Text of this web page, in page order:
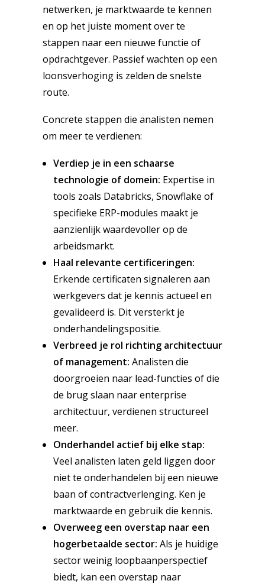
netwerken, je marktwaarde te kennen
en op het juiste moment over te
stappen naar een nieuwe functie of
opdrachtgever. Passief wachten op een
loonsverhoging is zelden de snelste
route.
Concrete stappen die analisten nemen
om meer te verdienen:
Verdiep je in een schaarse
technologie of domein: Expertise in
tools zoals Databricks, Snowflake of
specifieke ERP-modules maakt je
aanzienlijk waardevoller op de
arbeidsmarkt.
Haal relevante certificeringen:
Erkende certificaten signaleren aan
werkgevers dat je kennis actueel en
gevalideerd is. Dit versterkt je
onderhandelingspositie.
Verbreed je rol richting architectuur
of management: Analisten die
doorgroeien naar lead-functies of die
de brug slaan naar enterprise
architectuur, verdienen structureel
meer.
Onderhandel actief bij elke stap:
Veel analisten laten geld liggen door
niet te onderhandelen bij een nieuwe
baan of contractverlenging. Ken je
marktwaarde en gebruik die kennis.
Overweeg een overstap naar een
hogerbetaalde sector: Als je huidige
sector weinig loopbaanperspectief
biedt, kan een overstap naar